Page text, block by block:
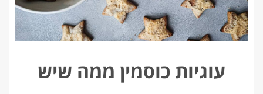
עוגיות כוסמין ממה שיש